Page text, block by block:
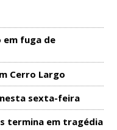
fuga de
Cerro Largo
sexta-feira
termina em tragédia